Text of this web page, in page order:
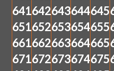
641642643644645
651652653654655
661662663664665
671672673674675